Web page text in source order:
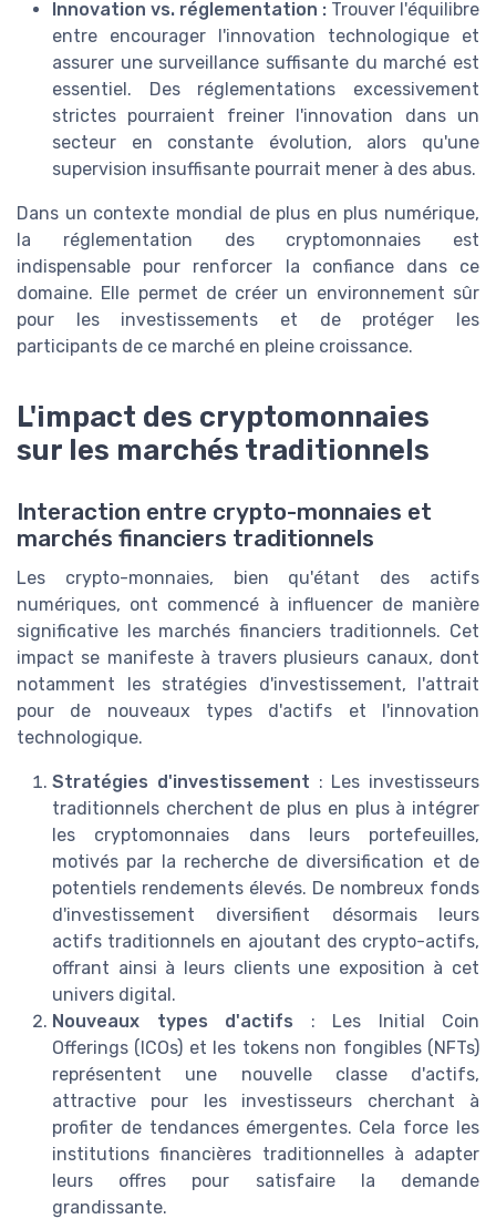
Innovation vs. réglementation : Trouver l'équilibre
entre encourager l'innovation technologique et
assurer une surveillance suffisante du marché est
essentiel. Des réglementations excessivement
strictes pourraient freiner l'innovation dans un
secteur en constante évolution, alors qu'une
supervision insuffisante pourrait mener à des abus.
Dans un contexte mondial de plus en plus numérique,
la réglementation des cryptomonnaies est
indispensable pour renforcer la confiance dans ce
domaine. Elle permet de créer un environnement sûr
pour les investissements et de protéger les
participants de ce marché en pleine croissance.
L'impact des cryptomonnaies
sur les marchés traditionnels
Interaction entre crypto-monnaies et
marchés financiers traditionnels
Les crypto-monnaies, bien qu'étant des actifs
numériques, ont commencé à influencer de manière
significative les marchés financiers traditionnels. Cet
impact se manifeste à travers plusieurs canaux, dont
notamment les stratégies d'investissement, l'attrait
pour de nouveaux types d'actifs et l'innovation
technologique.
Stratégies d'investissement : Les investisseurs
traditionnels cherchent de plus en plus à intégrer
les cryptomonnaies dans leurs portefeuilles,
motivés par la recherche de diversification et de
potentiels rendements élevés. De nombreux fonds
d'investissement diversifient désormais leurs
actifs traditionnels en ajoutant des crypto-actifs,
offrant ainsi à leurs clients une exposition à cet
univers digital.
Nouveaux types d'actifs : Les Initial Coin
Offerings (ICOs) et les tokens non fongibles (NFTs)
représentent une nouvelle classe d'actifs,
attractive pour les investisseurs cherchant à
profiter de tendances émergentes. Cela force les
institutions financières traditionnelles à adapter
leurs offres pour satisfaire la demande
grandissante.